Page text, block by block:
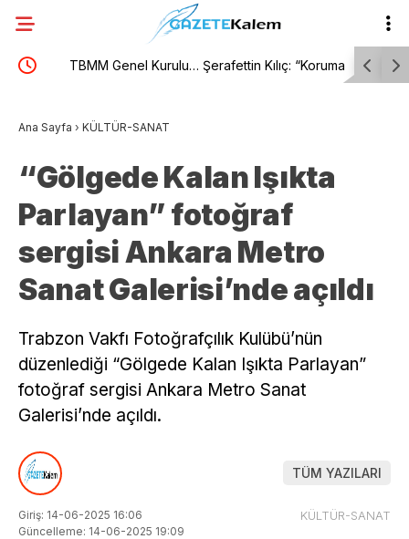
TBMM Genel Kurulu… Şerafettin Kılıç: “Koruma adı
Ana Sayfa › KÜLTÜR-SANAT
“Gölgede Kalan Işıkta
Parlayan” fotoğraf
sergisi Ankara Metro
Sanat Galerisi’nde açıldı
Trabzon Vakfı Fotoğrafçılık Kulübü’nün
düzenlediği “Gölgede Kalan Işıkta Parlayan”
fotoğraf sergisi Ankara Metro Sanat
Galerisi’nde açıldı.
TÜM YAZILARI
Giriş: 14-06-2025 16:06
Güncelleme: 14-06-2025 19:09
KÜLTÜR-SANAT